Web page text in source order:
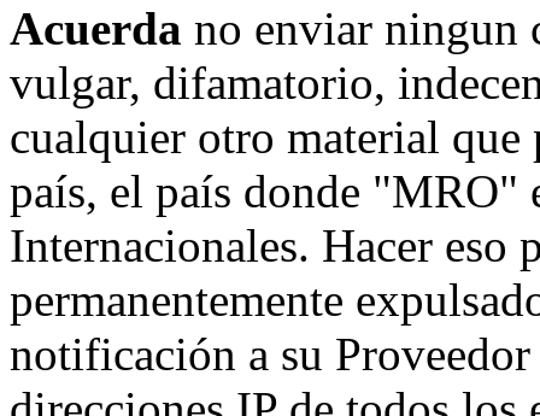
Acuerda no enviar ningun
vulgar, difamatorio,
cualquier otro material
país, el país donde "MRO"
Internacionales. Hacer eso
permanentemente
notificación a su